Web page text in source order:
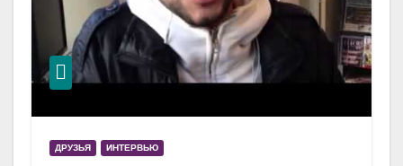
ДРУЗЬЯ ИНТЕРВЬЮ